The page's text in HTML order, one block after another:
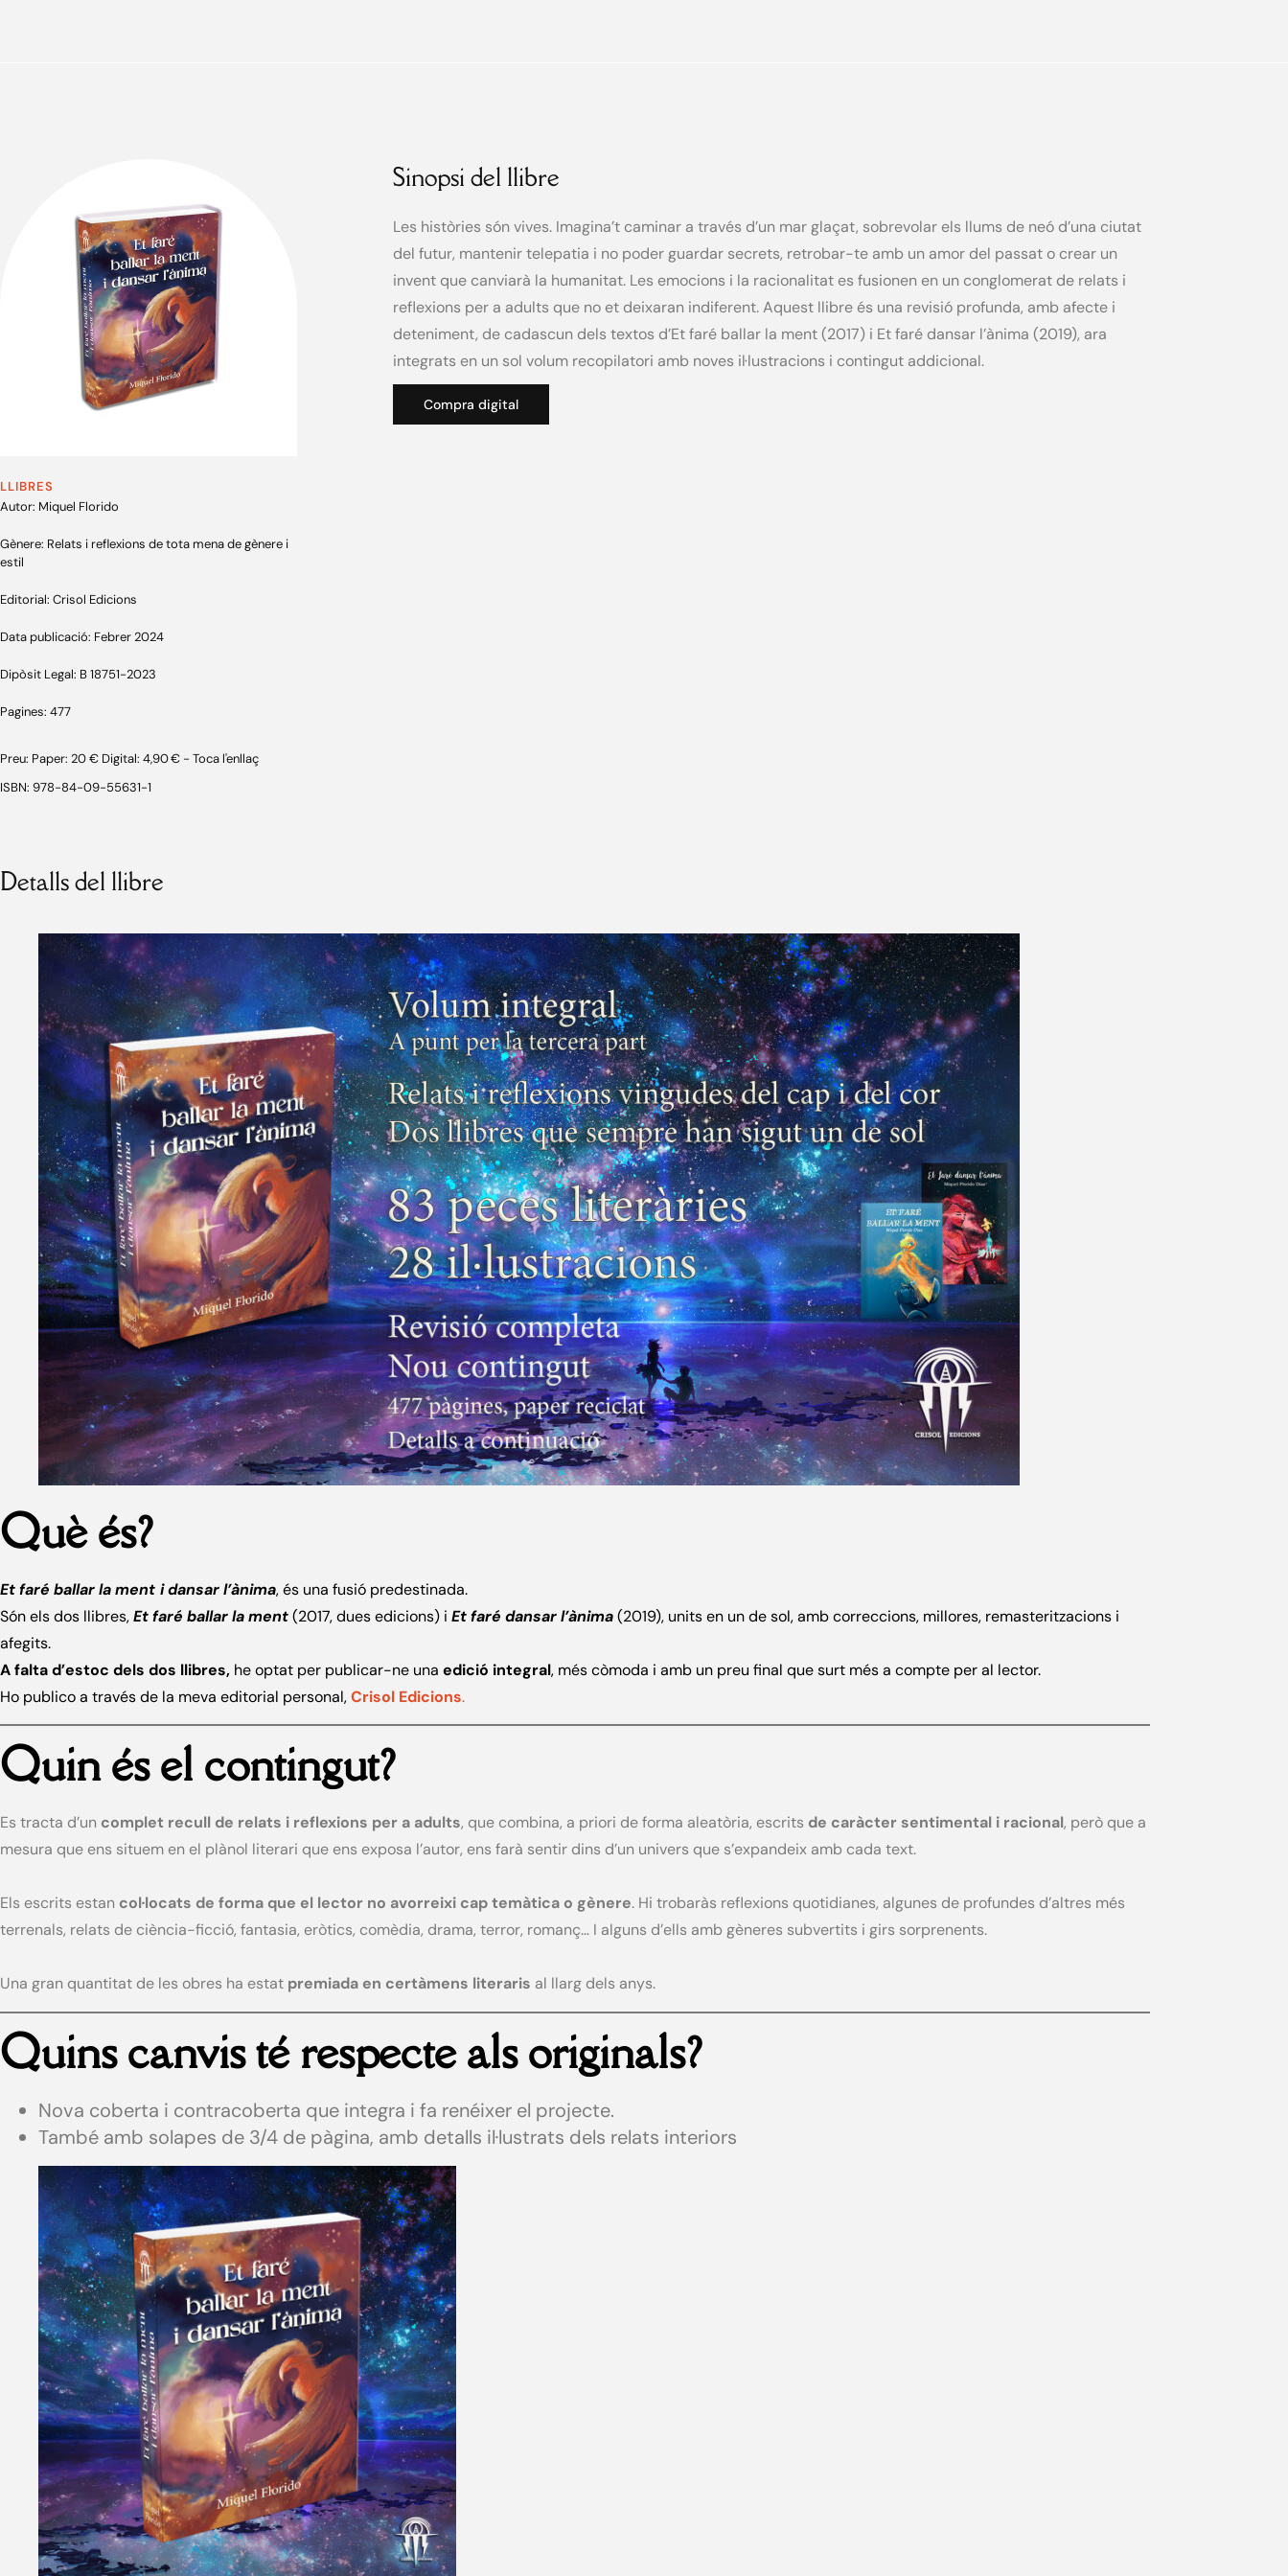
LLIBRES
Autor: Miquel Florido
Gènere: Relats i reflexions de tota mena de gènere i
estil
Editorial: Crisol Edicions
Data publicació: Febrer 2024
Dipòsit Legal: B 18751-2023
Pagines: 477
Preu: Paper: 20 € Digital: 4,90 € - Toca l'enllaç
ISBN: 978-84-09-55631-1
Sinopsi del llibre
Les històries són vives. Imagina’t caminar a través d’un mar glaçat, sobrevolar els llums de neó d’una ciutat
del futur, mantenir telepatia i no poder guardar secrets, retrobar-te amb un amor del passat o crear un
invent que canviarà la humanitat. Les emocions i la racionalitat es fusionen en un conglomerat de relats i
reflexions per a adults que no et deixaran indiferent. Aquest llibre és una revisió profunda, amb afecte i
deteniment, de cadascun dels textos d’Et faré ballar la ment (2017) i Et faré dansar l’ànima (2019), ara
integrats en un sol volum recopilatori amb noves il·lustracions i contingut addicional.
Compra digital
Detalls del llibre
Què és?
Et faré ballar la ment i dansar l’ànima, és una fusió predestinada.
Són els dos llibres,Et faré ballar la ment(2017, dues edicions) i Et faré dansar l’ànima(2019), units en un de sol, amb correccions, millores, remasteritzacions i
afegits.
A falta d’estoc dels dos llibres, he optat per publicar-ne una edició integral, més còmoda i amb un preu final que surt més a compte per al lector.
Ho publico a través de la meva editorial personal,Crisol Edicions.
Quin és el contingut?
Es tracta d’un complet recull de relats i reflexions per a adults, que combina, a priori de forma aleatòria, escrits de caràcter sentimental i racional, però que a
mesura que ens situem en el plànol literari que ens exposa l’autor, ens farà sentir dins d’un univers que s’expandeix amb cada text.
Els escrits estan col·locats de forma que el lector no avorreixi cap temàtica o gènere. Hi trobaràs reflexions quotidianes, algunes de profundes d’altres més
terrenals, relats de ciència-ficció, fantasia, eròtics, comèdia, drama, terror, romanç… I alguns d’ells amb gèneres subvertits i girs sorprenents.
Una gran quantitat de les obres ha estat premiada en certàmens literaris al llarg dels anys.
Quins canvis té respecte als originals?
Nova coberta i contracoberta que integra i fa renéixer el projecte.
També amb solapes de 3/4 de pàgina, amb detalls il·lustrats dels relats interiors